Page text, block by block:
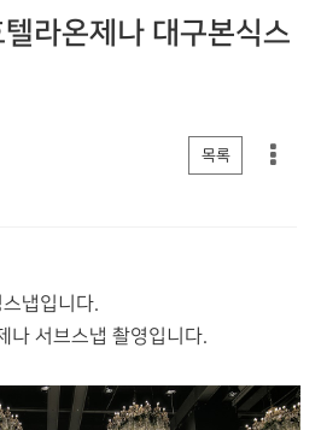
라온제나 대구본식스
목록
냅입니다.
나 서브스냅 촬영입니다.